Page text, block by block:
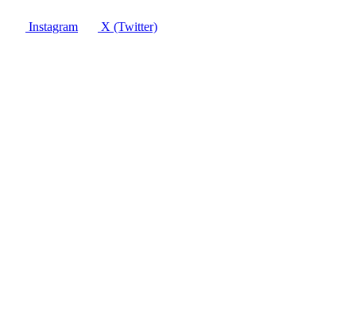
Instagram X (Twitter)